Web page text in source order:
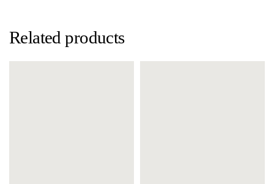
Related products